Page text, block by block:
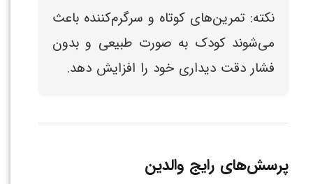
نکته: تمرین‌های کوتاه و سرگرم‌کننده باعث
می‌شوند کودک به صورت طبیعی و بدون
فشار دقت دیداری خود را افزایش دهد.
پرسش‌های رایج والدین